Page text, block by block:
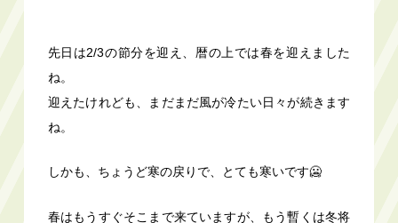
先日は2/3の節分を迎え、暦の上では春を迎えました
ね。
迎えたけれども、まだまだ風が冷たい日々が続きます
ね。
しかも、ちょうど寒の戻りで、とても寒いです🥶
春はもうすぐそこまで来ていますが、もう暫くは冬将